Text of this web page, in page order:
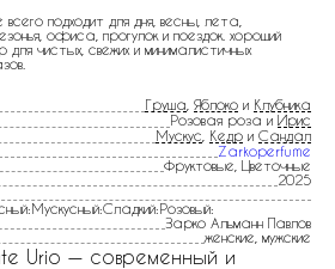
всего подходит для дня, весны, лета,
офиса, прогулок и поездок. хороший
для чистых, свежих и минималистичных
Груша Яблоко и Клубника
Розовая роза и Ирис
Мускус Кедр и Сандал
Zarkoperfume
Фруктовые, Цветочные
2025
Зарко Альманн Павлов
женские, мужские
Urio — современный и